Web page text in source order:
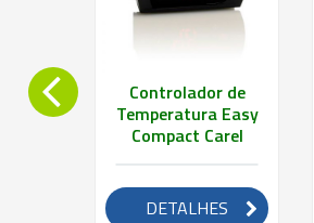
Controlador de
Temperatura Easy
Compact Carel
DETALHES